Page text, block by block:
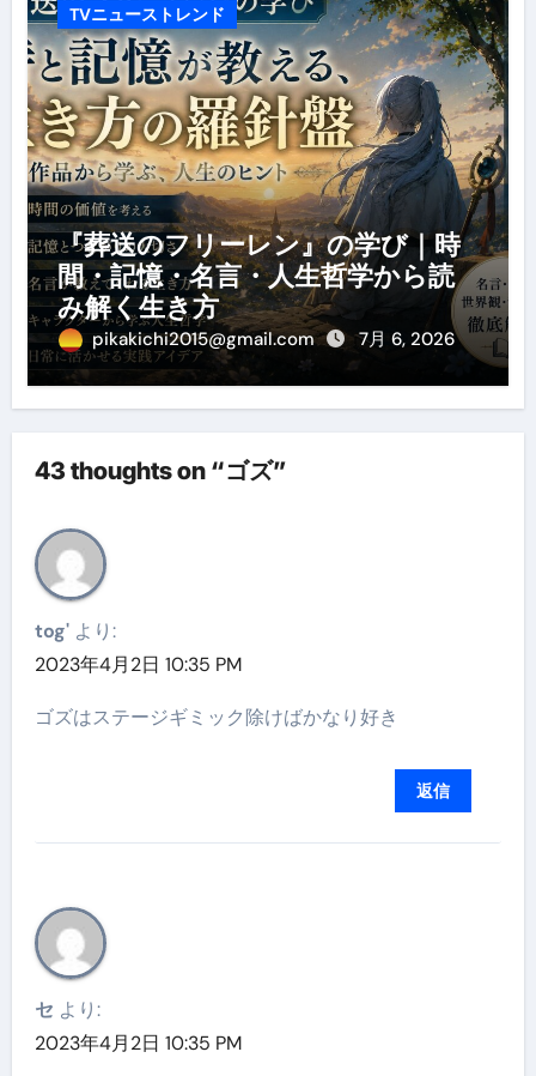
TVニューストレンド
『葬送のフリーレン』の学び｜時
間・記憶・名言・人生哲学から読
み解く生き方
pikakichi2015@gmail.com 7月 6, 2026
43 thoughts on “ゴズ”
tog' より:
2023年4月2日 10:35 PM
ゴズはステージギミック除けばかなり好き
返信
セ より:
2023年4月2日 10:35 PM